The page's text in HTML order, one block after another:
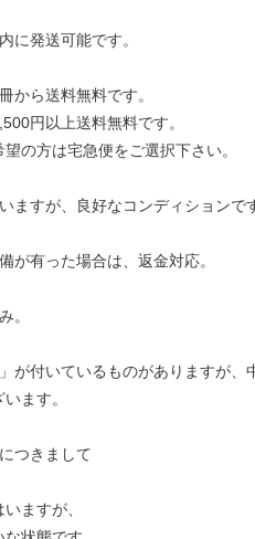
に発送可能です。
から送料無料です。
円以上送料無料です。
の方は宅急便をご選択下さい。
ますが、良好なコンディションで
が有った場合は、返金対応。
。
が付いているものがありますが、
ます。
つきまして
ますが、